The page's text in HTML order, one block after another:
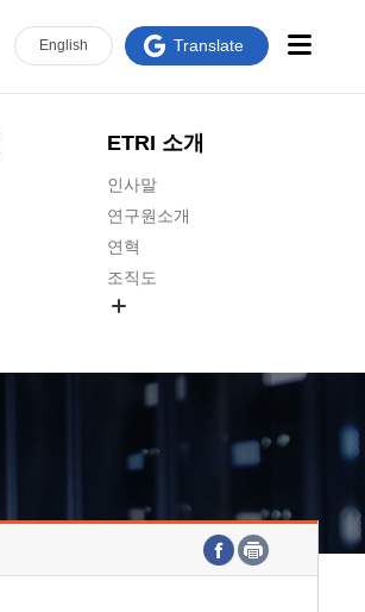
ETRI 소개
인사말
연구원소개
연혁
조직도
연구원 고객헌장
주요업무연락처
English Translate